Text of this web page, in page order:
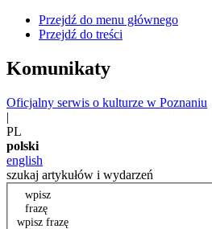
Przejdź do menu głównego
Przejdź do treści
Komunikaty
Oficjalny serwis o kulturze w Poznaniu
|
PL
polski
english
szukaj artykułów i wydarzeń
wpisz
frazę
wpisz frazę